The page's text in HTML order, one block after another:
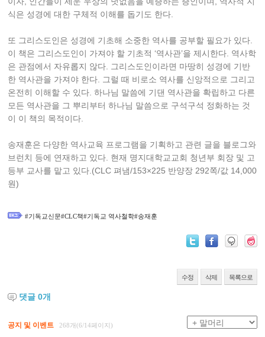
식은 성경에 대한 구체적 이해를 돕기도 한다.
또 그리스도인은 성경에 기초해 소중한 역사를 공부할 필요가 있다.
이 책은 그리스도인이 가져야 할 기초적 ‘역사관’을 제시한다. 역사학
은 관점에서 자유롭지 않다. 그리스도인이라면 마땅히 성경에 기반
한 역사관을 가져야 한다. 그럴 때 비로소 역사를 신앙적으로 그리고
온전히 이해할 수 있다. 하나님 말씀에 기댄 역사관을 확립하고 다른
모든 역사관을 그 뿌리부터 하나님 말씀으로 구석구석 정화하는 것
이 이 책의 목적이다.
송재훈은 다양한 역사교육 프로그램을 기획하고 관련 글을 블로그와
브런치 등에 연재하고 있다. 현재 명지대학교교회 청년부 회장 및 고
등부 교사를 맡고 있다.(CLC 펴냄/153×225 반양장 292쪽/값 14,000
원)
#기독교신문#CLC책#기독교 역사철학#송재훈
수정 삭제 목록으로
댓글0개
공지 및 이벤트 268개(6/14페이지)